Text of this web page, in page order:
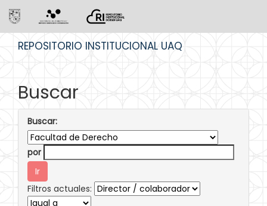
REPOSITORIO INSTITUCIONAL UAQ
Buscar
Buscar:
por
Filtros actuales: